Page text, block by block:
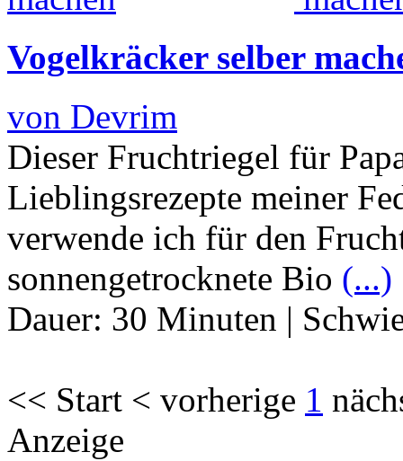
Vogelkräcker selber
von Devrim
Dieser Fruchtriegel für
Lieblingsrezepte meiner
verwende ich für den
sonnengetrocknete Bio (...)
Dauer: 30 Minuten |
<< Start < vorherige 1
Anzeige